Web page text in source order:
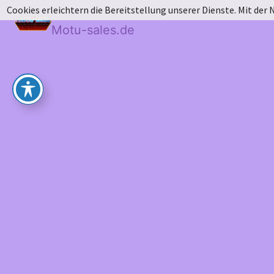
Motu-sales.de
Cookies erleichtern die Bereitstellung unserer Dienste. Mit der